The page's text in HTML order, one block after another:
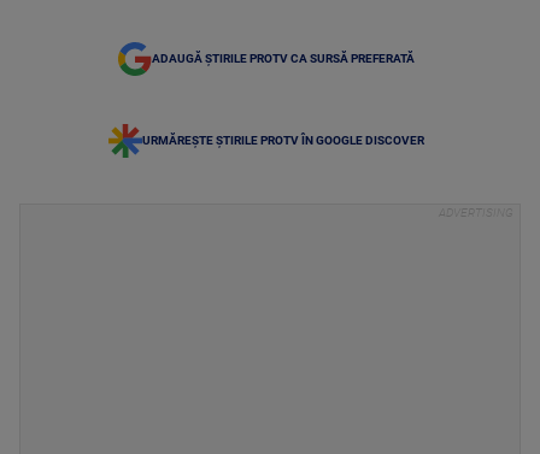
ADAUGĂ ȘTIRILE PROTV CA SURSĂ PREFERATĂ
URMĂREȘTE ȘTIRILE PROTV ÎN GOOGLE DISCOVER